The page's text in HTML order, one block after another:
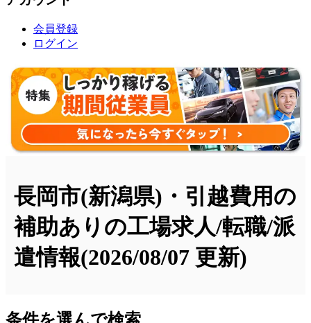
会員登録
ログイン
長岡市(新潟県)・引越費用の
補助ありの工場求人/転職/派
遣情報(2026/08/07 更新)
条件を選んで検索